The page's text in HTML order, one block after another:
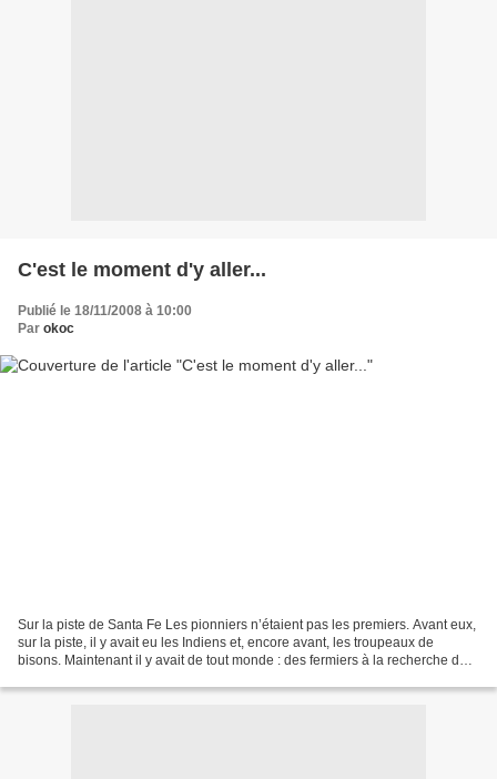
C'est le moment d'y aller...
Publié le 18/11/2008 à 10:00
Par okoc
Sur la piste de Santa Fe Les pionniers n’étaient pas les premiers. Avant eux,
sur la piste, il y avait eu les Indiens et, encore avant, les troupeaux de
bisons. Maintenant il y avait de tout monde : des fermiers à la recherche de